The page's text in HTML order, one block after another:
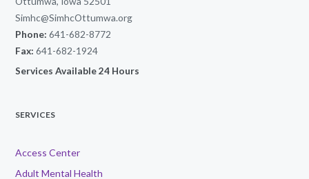
Simhc@SimhcOttumwa.org
Phone: 641-682-8772
Fax: 641-682-1924
Services Available 24 Hours
SERVICES
Access Center
Adult Mental Health